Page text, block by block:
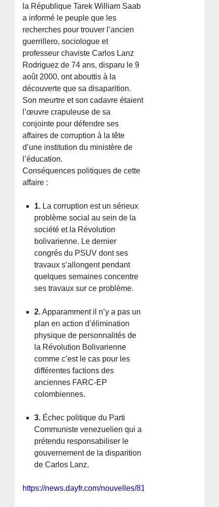
la République Tarek William Saab
a informé le peuple que les
recherches pour trouver l’ancien
guerrillero, sociologue et
professeur chaviste Carlos Lanz
Rodriguez de 74 ans, disparu le 9
août 2000, ont abouttis à la
découverte que sa disaparition.
Son meurtre et son cadavre étaient
l’œuvre crapuleuse de sa
conjointe pour défendre ses
affaires de corruption à la tête
d’une institution du ministère de
l’éducation.
Conséquences politiques de cette
affaire :
1. La corruption est un sérieux
problème social au sein de la
société et la Révolution
bolivarienne. Le dernier
congrés du PSUV dont ses
travaux s’allongent pendant
quelques semaines concentre
ses travaux sur ce problème.
2.Apparamment il n’y a pas un
plan en action d’élimination
physique de personnalités de
la Révolution Bolivarienne
comme c’est le cas pour les
différentes factions des
anciennes FARC-EP
colombiennes.
3. Échec politique du Parti
Communiste venezuelien qui a
prétendu responsabiliser le
gouvernement de la disparition
de Carlos Lanz.
https://news.dayfr.com/nouvelles/814078.html